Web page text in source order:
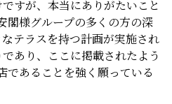
すが、本当にありがたいこと
閣様グループの多くの方の深
テラスを持つ計画が実施され
あり、ここに掲載されたよう
あることを強く願っている